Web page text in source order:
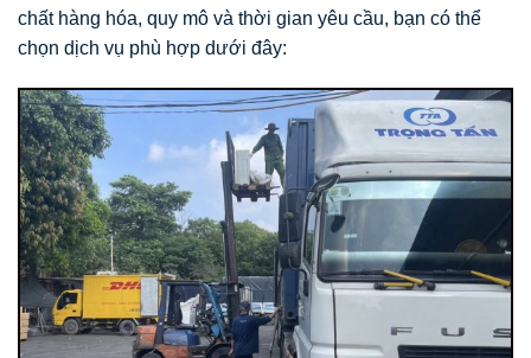
chất hàng hóa, quy mô và thời gian yêu cầu, bạn có thể
chọn dịch vụ phù hợp dưới đây: